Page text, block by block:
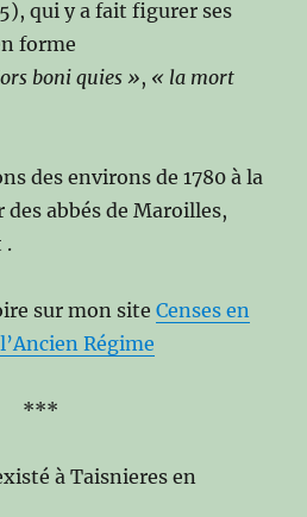
qui y a fait figurer ses
forme
boni quies », « la mort
des environs de 1780 à la
abbés de Maroilles,
.
sur mon siteCenses en
Régime
***
à Taisnieres en